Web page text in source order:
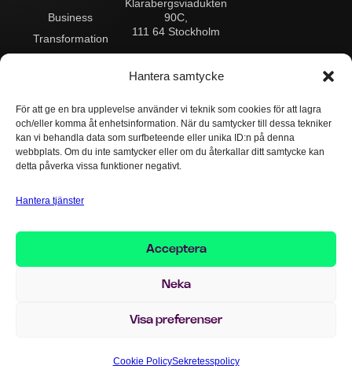
Hantera samtycke
För att ge en bra upplevelse använder vi teknik som cookies för att lagra
och/eller komma åt enhetsinformation. När du samtycker till dessa tekniker
kan vi behandla data som surfbeteende eller unika ID:n på denna
webbplats. Om du inte samtycker eller om du återkallar ditt samtycke kan
detta påverka vissa funktioner negativt.
Hantera tjänster
Acceptera
Neka
Visa preferenser
Cookie PolicySekretesspolicy
Business
Transformation
Drift & Support
AI
Klarabergs­viadukten
90C,
111 64 Stockholm
Postadress:
Box 545
101 30 Stockholm
Kontakta oss:
Växel:+46 8 503
124 00
info@implema.se
VisselblåsarpolicyCookiepolicy
Ansvarsfriskrivning
Innehållet är tillgängligt under Creative Commons-licens.